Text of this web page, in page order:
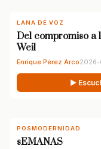
LANA DE VOZ
Del compromiso a
Weil
Enrique Pérez Arco
▶
POSMODERNIDAD
sEMANAS